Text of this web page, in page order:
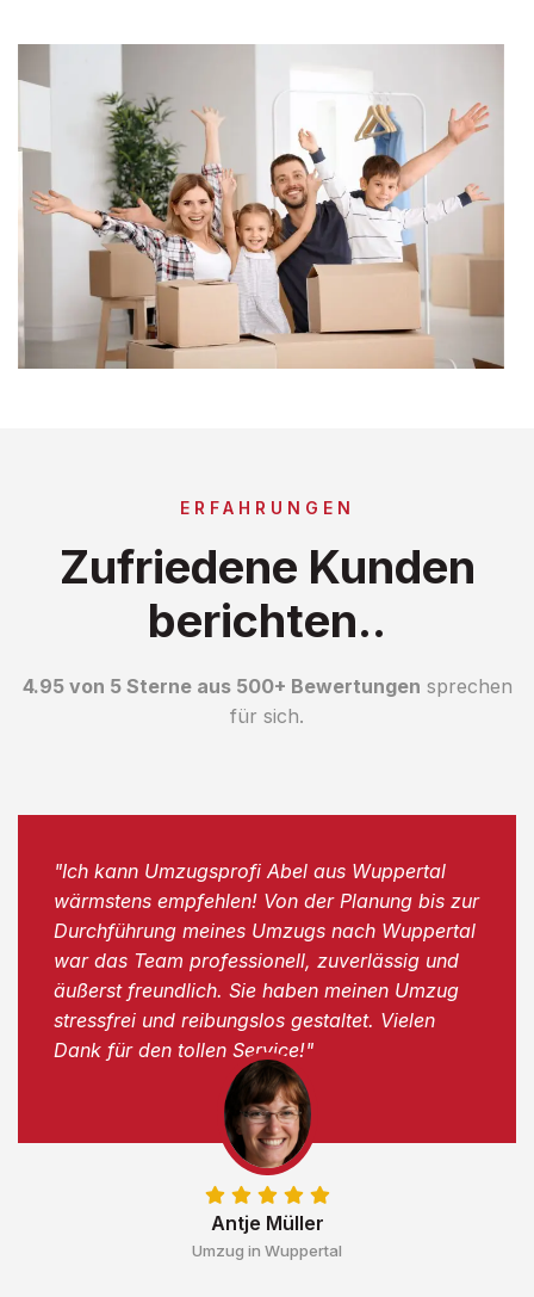
ERFAHRUNGEN
Zufriedene Kunden
berichten..
4.95 von 5 Sterne aus 500+ Bewertungen sprechen
für sich.
Antje Müller
Umzug in Wuppertal
"Ich kann Umzugsprofi Abel aus Wuppertal
wärmstens empfehlen! Von der Planung bis zur
Durchführung meines Umzugs nach Wuppertal
war das Team professionell, zuverlässig und
äußerst freundlich. Sie haben meinen Umzug
stressfrei und reibungslos gestaltet. Vielen
Dank für den tollen Service!"